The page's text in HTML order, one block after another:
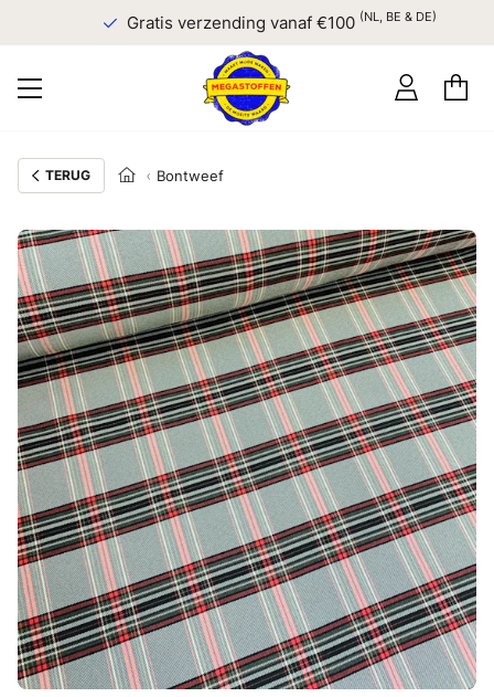
Gratis verzending vanaf €100(NL, BE & DE)
TERUG Bontweef